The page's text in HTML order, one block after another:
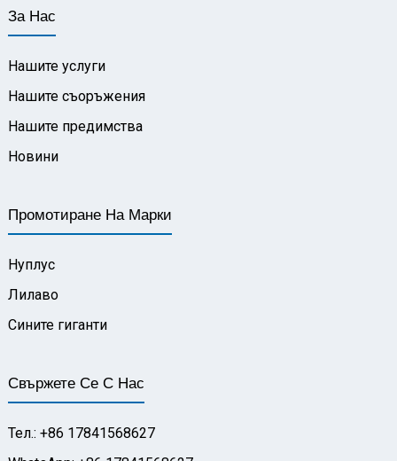
За Нас
Нашите услуги
Нашите съоръжения
Нашите предимства
Новини
Промотиране На Марки
Нуплус
Лилаво
Сините гиганти
Свържете Се С Нас
Тел.: +86 17841568627